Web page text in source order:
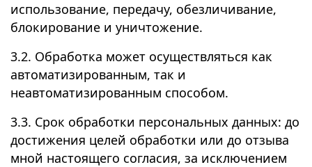
использование, передачу, обезличивание,
блокирование и уничтожение.
3.2. Обработка может осуществляться как
автоматизированным, так и
неавтоматизированным способом.
3.3. Срок обработки персональных данных: до
достижения целей обработки или до отзыва
мной настоящего согласия, за исключением